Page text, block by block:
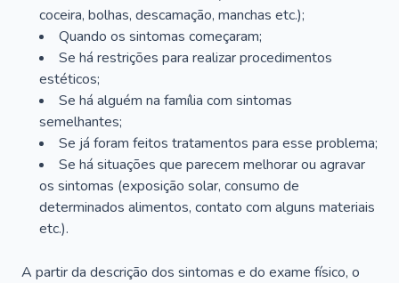
coceira, bolhas, descamação, manchas etc.);
Quando os sintomas começaram;
Se há restrições para realizar procedimentos
estéticos;
Se há alguém na família com sintomas
semelhantes;
Se já foram feitos tratamentos para esse problema;
Se há situações que parecem melhorar ou agravar
os sintomas (exposição solar, consumo de
determinados alimentos, contato com alguns materiais
etc.).
A partir da descrição dos sintomas e do exame físico, o